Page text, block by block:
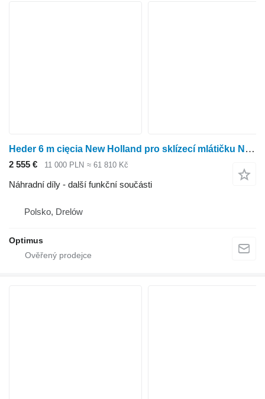
Heder 6 m cięcia New Holland pro sklízecí mlátičku New Holland Tx 34,36
2 555 € 11 000 PLN ≈ 61 810 Kč
Náhradní díly - další funkční součásti
Polsko, Drelów
Optimus